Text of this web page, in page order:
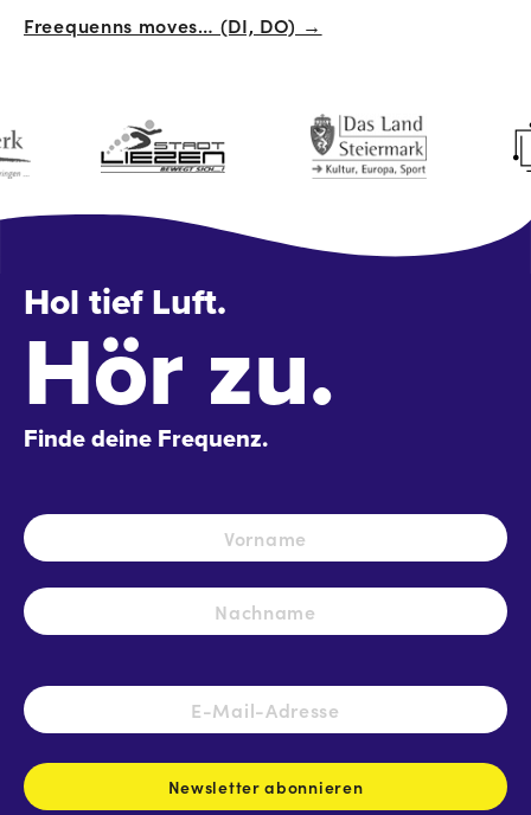
Navigation
Freequenns moves… (DI, DO) →
Hol tief Luft.
Hör zu.
Finde deine Frequenz.
Name *
E-
Mail-
Newsletter abonnieren